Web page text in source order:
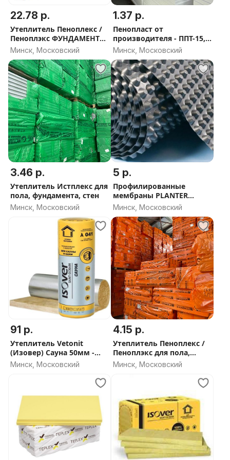
домостроении, так и при возведении коммерческих
объектов.
Хотите купить экструдированный пенополистирол
ТехноНиколь Carbon PROF 100 мм по выгодной цене
?
Оставьте заявку или звоните — поможем рассчитать
необходимое количество и подберём оптимальное
решение для вашего объекта.
22.78 р.
Утеплитель Пеноплекс /
Пеноплэкс ФУНДАМЕНТ
100мм - СКИДКА ОТ
ОБЬЕМА
Минск, Московский
1.37 р.
Пенопласт от
производителя - ППТ-15,
ППТ-20, ППТ-25 и ППТ-35
Минск, Московский
3.46 р.
Утеплитель Истплекс для
пола, фундамента, стен
Минск, Московский
5 р.
Профилированные
мембраны PLANTER
PLASTGUARD
Минск, Московский
91 р.
Утеплитель Vetonit
(Изовер) Сауна 50мм -
СКИДКА ОТ ОБЬЕМА
Минск, Московский
4.15 р.
Утеплитель Пеноплекс /
Пеноплэкс для пола,
фундамента, стен -
СКИДКА ОТ ОБЬЕМА
Минск, Московский